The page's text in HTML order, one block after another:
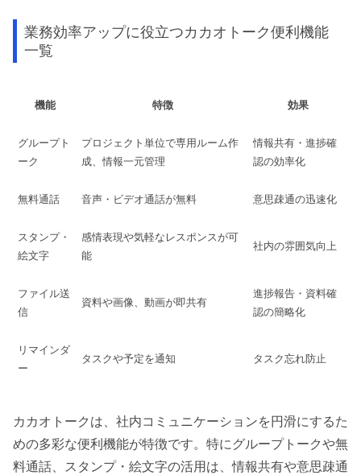
業務効率アップに役立つカカオトーク便利機能
一覧
機能 特徴 効果
グループト
ーク
プロジェクト単位で専用ルーム作
成、情報一元管理
情報共有・進捗確
認の効率化
無料通話 音声・ビデオ通話が無料 意思疎通の迅速化
スタンプ・
絵文字
感情表現や気軽なレスポンスが可
能
社内の雰囲気向上
ファイル送
信
資料や画像、動画が即共有
進捗報告・資料確
認の簡略化
リマインダ
ー
タスクや予定を通知 タスク忘れ防止
カカオトークは、社内コミュニケーションを円滑にするた
めの多彩な便利機能が特徴です。特にグループトークや無
料通話、スタンプ・絵文字の活用は、情報共有や意思疎通